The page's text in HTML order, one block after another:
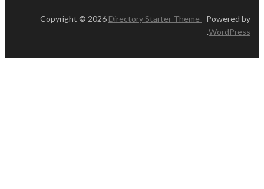
Copyright © 2026 Directory Starter Theme - Powered by
WordPress
.